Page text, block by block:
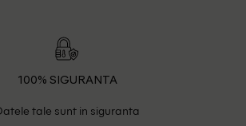
100% SIGURANTA
tale sunt in siguranta